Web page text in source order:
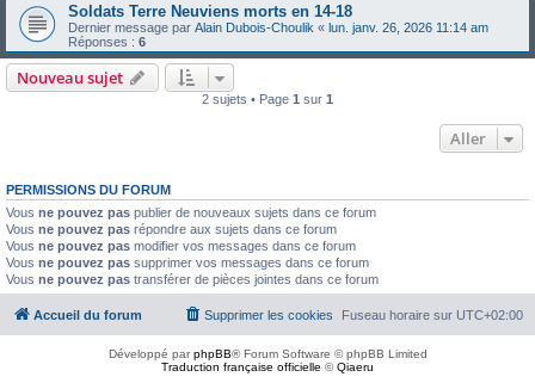
Soldats Terre Neuviens morts en 14-18
Dernier message par Alain Dubois-Choulik « lun. janv. 26, 2026 11:14 am
Réponses : 6
Nouveau sujet
2 sujets • Page 1 sur 1
Aller
PERMISSIONS DU FORUM
Vous ne pouvez pas publier de nouveaux sujets dans ce forum
Vous ne pouvez pas répondre aux sujets dans ce forum
Vous ne pouvez pas modifier vos messages dans ce forum
Vous ne pouvez pas supprimer vos messages dans ce forum
Vous ne pouvez pas transférer de pièces jointes dans ce forum
Accueil du forum Fuseau horaire sur UTC+02:00
Supprimer les cookies
Développé parphpBB® Forum Software © phpBB Limited
Traduction française officielle ©Qiaeru